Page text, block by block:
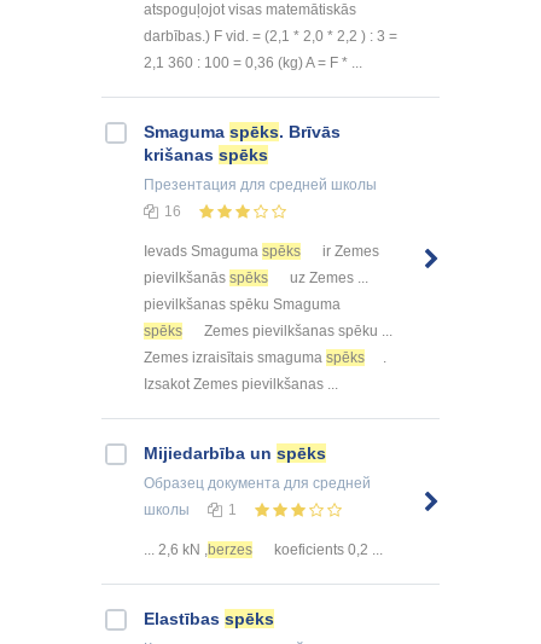
atspoguļojot visas matemātiskās
darbības.) F vid. = (2,1 * 2,0 * 2,2 ) : 3 =
2,1 360 : 100 = 0,36 (kg) A = F * ...
Smaguma spēks. Brīvās
krišanas spēks
Презентация для средней школы
16
Ievads Smaguma spēks
ir Zemes
pievilkšanās spēks
uz Zemes ...
pievilkšanas spēku Smaguma
spēks
Zemes pievilkšanas spēku ...
Zemes izraisītais smaguma spēks
.
Izsakot Zemes pievilkšanas ...
Mijiedarbība un spēks
Образец документа для средней
школы
1
... 2,6 kN ,berzes koeficients 0,2 ...
Elastības spēks